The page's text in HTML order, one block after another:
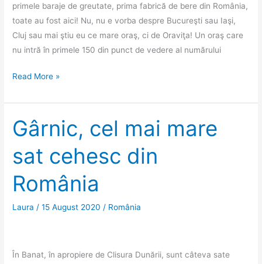
primele baraje de greutate, prima fabrică de bere din România,
toate au fost aici! Nu, nu e vorba despre Bucureşti sau Iaşi,
Cluj sau mai ştiu eu ce mare oraş, ci de Oraviţa! Un oraş care
nu intră în primele 150 din punct de vedere al numărului
Oraviţa
plimbarea
pe
cea
veche
linie
ferată
montană
Read More »
Gârnic, cel mai mare
sat cehesc din
România
Laura/15 August 2020/ România
În Banat, în apropiere de Clisura Dunării, sunt câteva sate